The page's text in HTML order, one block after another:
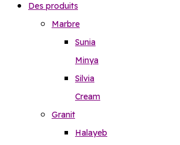
Des produits
Marbre
Sunia
Minya
Silvia
Cream
Granit
Halayeb